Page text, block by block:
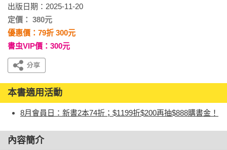
出版日期：2025-11-20
定價： 380元
優惠價：79折 300元
書虫VIP價：300元
本書適用活動
8月會員日：新書2本74折；$1199折$200再抽$888購書金！
內容簡介